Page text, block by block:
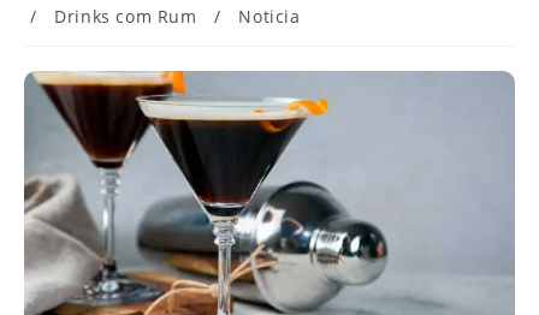
post:
/
Drinks com Rum / Noticia